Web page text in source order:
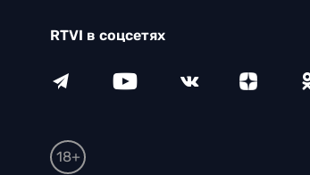
RTVI в соцсетях
18+